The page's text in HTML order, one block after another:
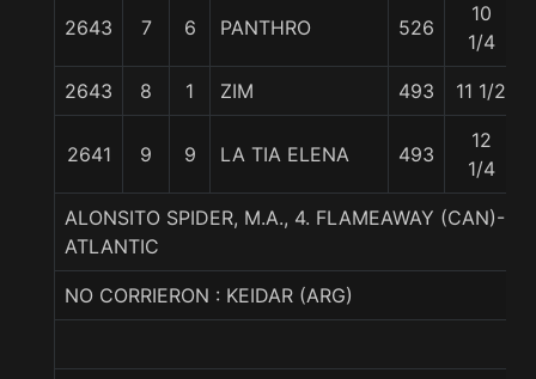
2643 7 6 PANTHRO 526
10
1/4
2643 8 1 ZIM 493 11 1/2
2641 9 9 LA TIA ELENA 493
12
1/4
ALONSITO SPIDER, M.A., 4. FLAMEAWAY (CAN)-
ATLANTIC
NO CORRIERON : KEIDAR (ARG)